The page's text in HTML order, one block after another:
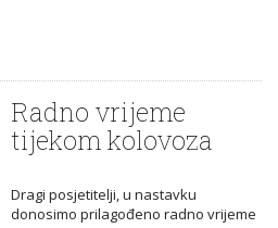
Radno vrijeme
tijekom kolovoza
Dragi posjetitelji, u nastavku
donosimo prilagođeno radno vrijeme